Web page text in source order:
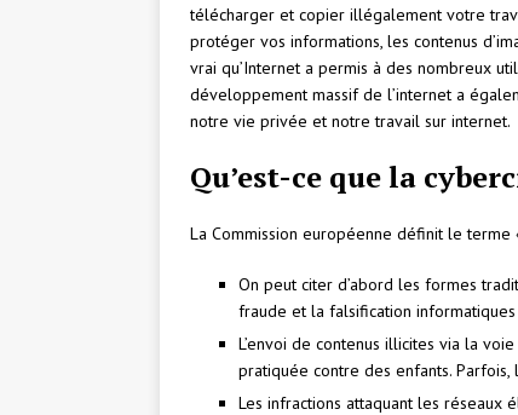
télécharger et copier illégalement votre
protéger vos informations, les contenus
vrai qu’Internet a permis à des nombreux
développement massif de l’internet a
notre vie privée et notre travail sur internet.
Qu’est-ce que la
La Commission européenne définit le
On peut citer d’abord les formes
fraude et la falsification
L’envoi de contenus illicites via la
pratiquée contre des enfants. Parfois,
Les infractions attaquant les réseaux